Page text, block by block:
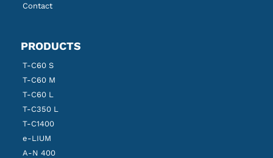
Contact
PRODUCTS
T-C60 S
T-C60 M
T-C60 L
T-C350 L
T-C1400
e-LIUM
A-N 400